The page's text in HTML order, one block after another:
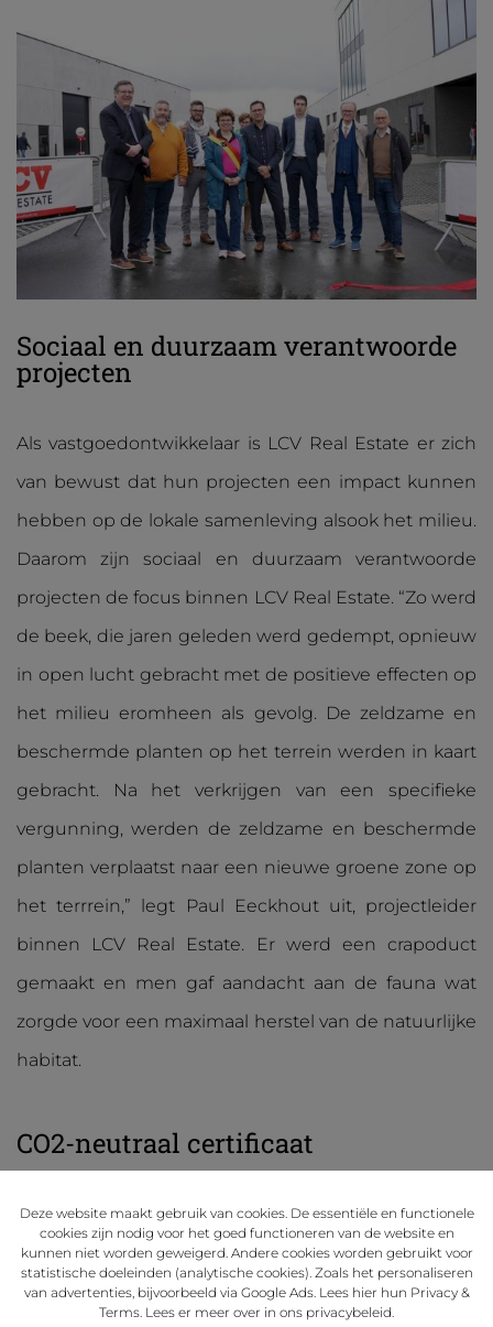
Sociaal en duurzaam verantwoorde
projecten
Als vastgoedontwikkelaar is LCV Real Estate er zich
van bewust dat hun projecten een impact kunnen
hebben op de lokale samenleving alsook het milieu.
Daarom zijn sociaal en duurzaam verantwoorde
projecten de focus binnen LCV Real Estate. “Zo werd
de beek, die jaren geleden werd gedempt, opnieuw
in open lucht gebracht met de positieve effecten op
het milieu eromheen als gevolg. De zeldzame en
beschermde planten op het terrein werden in kaart
gebracht. Na het verkrijgen van een specifieke
vergunning, werden de zeldzame en beschermde
planten verplaatst naar een nieuwe groene zone op
het terrrein,” legt Paul Eeckhout uit, projectleider
binnen LCV Real Estate. Er werd een crapoduct
gemaakt en men gaf aandacht aan de fauna wat
zorgde voor een maximaal herstel van de natuurlijke
habitat.
CO2-neutraal certificaat
Doordat het bedrijvenpark in samenwerking met de
Willy Naessens Groep is gerealiseerd, is het KMO –
kantorengedeelte van Un Quatier Enée CO2-
Deze website maakt gebruik van cookies. De essentiële en functionele
cookies zijn nodig voor het goed functioneren van de website en
kunnen niet worden geweigerd. Andere cookies worden gebruikt voor
statistische doeleinden (analytische cookies). Zoals het personaliseren
van advertenties, bijvoorbeeld via Google Ads. Lees hier hun Privacy &
Terms. Lees er meer over in ons privacybeleid.